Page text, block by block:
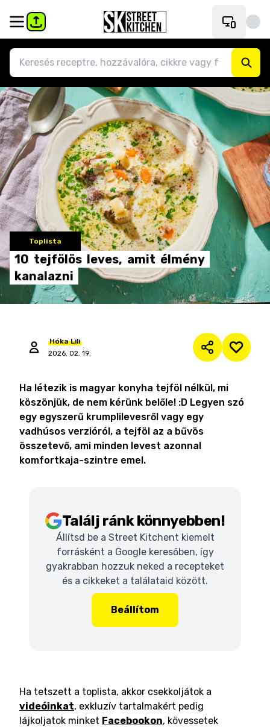
Toplista
10 tejfölös leves, amit élmény
kanalazni
Hóka Lili
2026. 02. 19.
Ha létezik is magyar konyha tejföl nélkül, mi
köszönjük, de nem kérünk belőle! :D Legyen szó
egy egyszerű krumplilevesről vagy egy
vadhúsos verzióról, a tejföl az a bűvös
összetevő, ami minden levest azonnal
komfortkaja-szintre emel.
Találj ránk könnyebben!
Állítsd be a Street Kitchent kiemelt
forrásként a Google keresőben, így
gyakrabban hozzuk neked a recepteket
és a cikkeket a találataid között.
Beállítom
Ha tetszett a toplista, akkor csekkoljátok a
videóinkat, exkluzív tartalmakért pedig
lájkoljatok minket Facebookon, kövessetek